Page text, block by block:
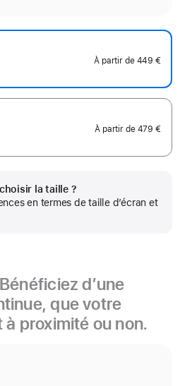
À partir de 449 €
À partir de 479 €
la taille ?
en termes de taille d’écran et
Bénéficiez d’une
que votre
proximité ou non.